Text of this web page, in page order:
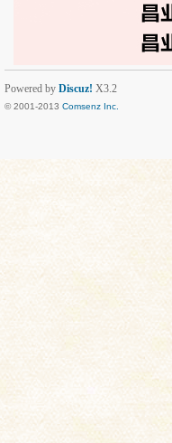
Powered by Discuz! X3.2
© 2001-2013 Comsenz Inc.